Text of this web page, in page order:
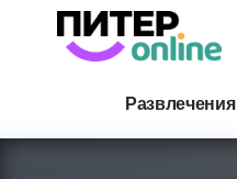
Развлечения